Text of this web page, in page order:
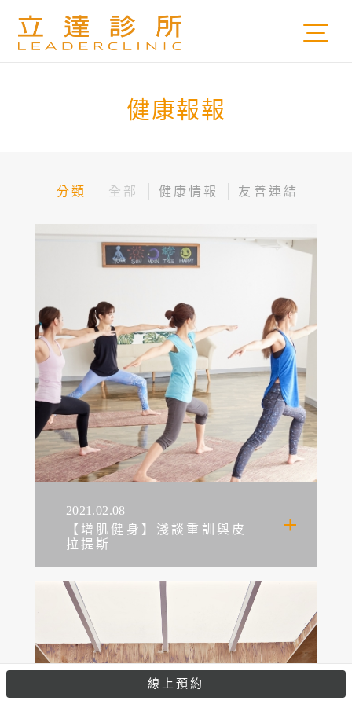
線上預約
健康報報
分類 全部 健康情報 友善連結
2021.02.08
【增肌健身】淺談重訓與皮
拉提斯